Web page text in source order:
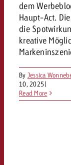
dem
Haupt-Act.
die
kreative
By Jessica
10, 2025|
Read More